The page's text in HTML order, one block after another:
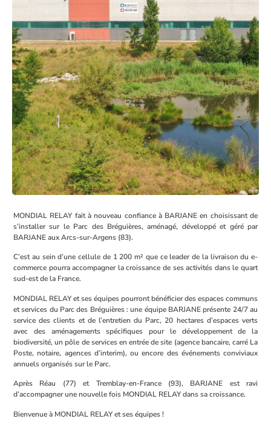
MONDIAL RELAY fait à nouveau confiance à BARJANE en choisissant de
s’installer sur le Parc des Bréguières, aménagé, développé et géré par
BARJANE aux Arcs-sur-Argens (83).
C’est au sein d’une cellule de 1 200 m² que ce leader de la livraison du e-
commerce pourra accompagner la croissance de ses activités dans le quart
sud-est de la France.
MONDIAL RELAY et ses équipes pourront bénéficier des espaces communs
et services du Parc des Bréguières : une équipe BARJANE présente 24/7 au
service des clients et de l’entretien du Parc, 20 hectares d’espaces verts
avec des aménagements spécifiques pour le développement de la
biodiversité, un pôle de services en entrée de site (agence bancaire, carré La
Poste, notaire, agences d’interim), ou encore des événements conviviaux
annuels organisés sur le Parc.
Après Réau (77) et Tremblay-en-France (93), BARJANE est ravi
d’accompagner une nouvelle fois MONDIAL RELAY dans sa croissance.
Bienvenue à MONDIAL RELAY et ses équipes !